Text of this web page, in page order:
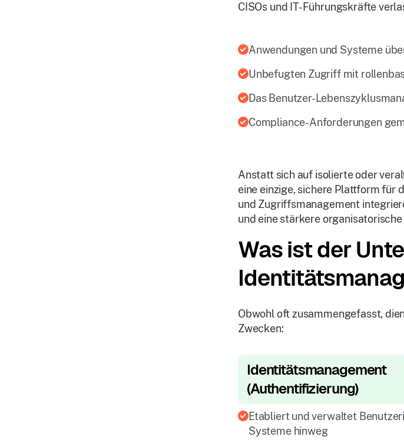
CISOs und IT-Führungskräfte
Anwendungen und Systeme
Unbefugten Zugriff mit
Das Benutzer-
Compliance-Anforderungen
Anstatt sich auf isolierte oder
eine einzige, sichere Plattform für
und Zugriffsmanagement
und eine stärkere
Was ist der
Obwohl oft zusammengefasst,
Zwecken:
Identitätsmanagement
(Authentifizierung)
Etabliert und verwaltet
Systeme hinweg